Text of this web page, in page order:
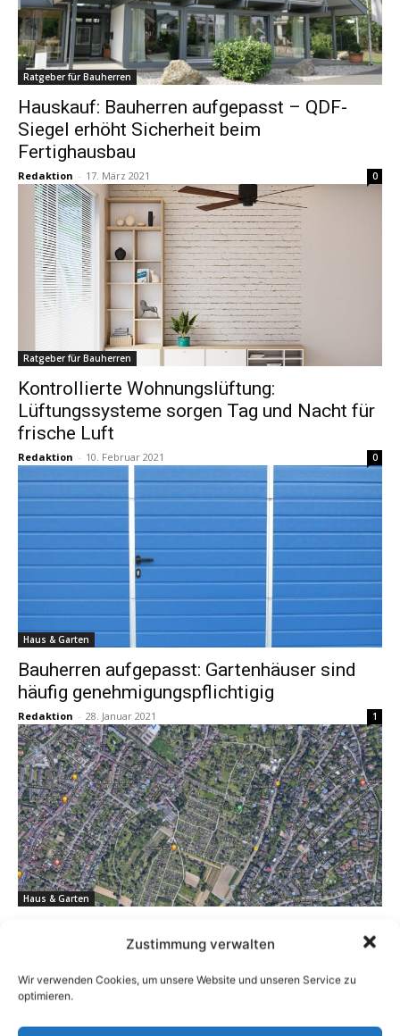
Zustimmung verwalten
Wir verwenden Cookies, um unsere Website und unseren Service zu
optimieren.
Ratgeber für Bauherren
Hauskauf: Bauherren aufgepasst – QDF-
Siegel erhöht Sicherheit beim
Fertighausbau
Redaktion - 17. März 2021 0
Ratgeber für Bauherren
Kontrollierte Wohnungslüftung:
Lüftungssysteme sorgen Tag und Nacht für
frische Luft
Redaktion - 10. Februar 2021 0
Haus & Garten
Bauherren aufgepasst: Gartenhäuser sind
häufig genehmigungspflichtigig
Redaktion - 28. Januar 2021 1
Haus & Garten
27. Januar 2021
1 2 3